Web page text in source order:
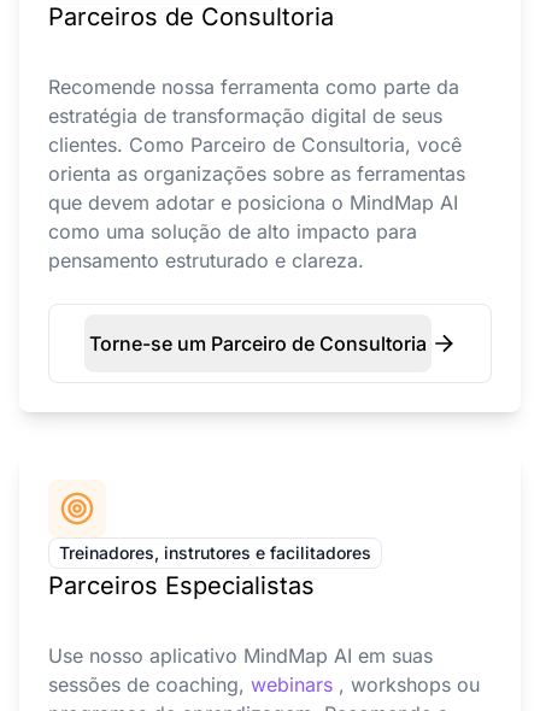
Parceiros de Consultoria
Recomende nossa ferramenta como parte da
estratégia de transformação digital de seus
clientes. Como Parceiro de Consultoria, você
orienta as organizações sobre as ferramentas
que devem adotar e posiciona o MindMap AI
como uma solução de alto impacto para
pensamento estruturado e clareza.
Torne-se um Parceiro de Consultoria
Treinadores, instrutores e facilitadores
Parceiros Especialistas
Use nosso aplicativo MindMap AI em suas
sessões de coaching, webinars , workshops ou